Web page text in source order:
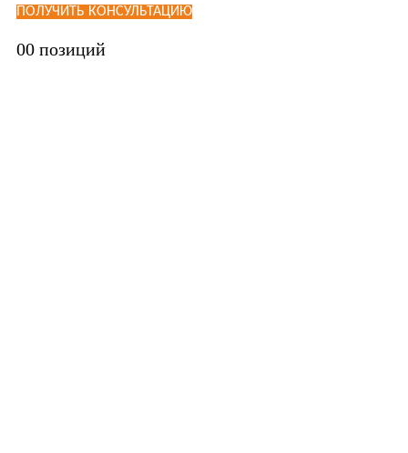
ПОЛУЧИТЬ КОНСУЛЬТАЦИЮ
00 позиций